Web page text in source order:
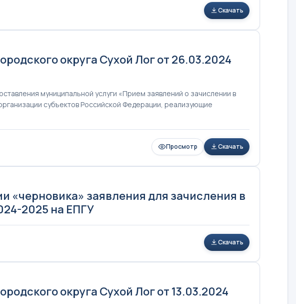
Скачать
округа Сухой Лог от 26.03.2024
муниципальной услуги «Прием заявлений о зачислении в
субъектов Российской Федерации, реализующие
Просмотр Скачать
«черновика» заявления для зачисления в
2025 на ЕПГУ
Скачать
округа Сухой Лог от 13.03.2024